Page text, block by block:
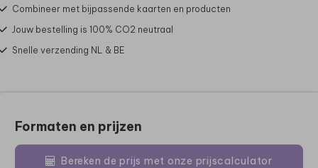
Combineer met bijpassende kaarten en producten
Jouw bestelling is 100% CO2 neutraal
Snelle verzending NL & BE
Formaten en prijzen
Bereken de prijs met onze prijscalculator